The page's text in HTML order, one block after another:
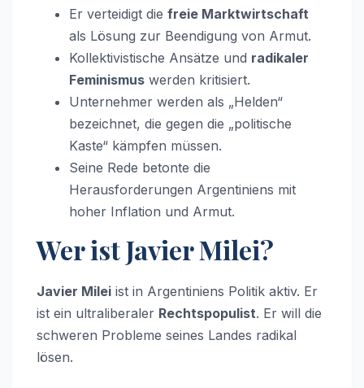
Er verteidigt die freie Marktwirtschaft
als Lösung zur Beendigung von Armut.
Kollektivistische Ansätze und radikaler
Feminismus werden kritisiert.
Unternehmer werden als „Helden“
bezeichnet, die gegen die „politische
Kaste“ kämpfen müssen.
Seine Rede betonte die
Herausforderungen Argentiniens mit
hoher Inflation und Armut.
Wer ist Javier Milei?
Javier Milei ist in Argentiniens Politik aktiv. Er
ist ein ultraliberaler Rechtspopulist. Er will die
schweren Probleme seines Landes radikal
lösen.